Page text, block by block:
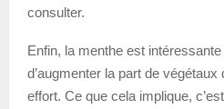
consulter.
Enfin, la menthe est intéressante
d’augmenter la part de
effort. Ce que cela implique,